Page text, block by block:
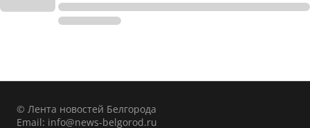
© Лента новостей Белгорода
Email: info@news-belgorod.ru